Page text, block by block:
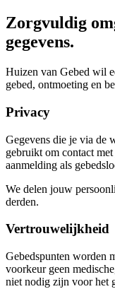
Zorgvuldig
gegevens.
Huizen van Gebed wil
gebed, ontmoeting en
Privacy
Gegevens die je via de
gebruikt om contact
aanmelding als
We delen jouw
derden.
Vertrouwelijkheid
Gebedspunten worden
voorkeur geen
niet nodig zijn voor het